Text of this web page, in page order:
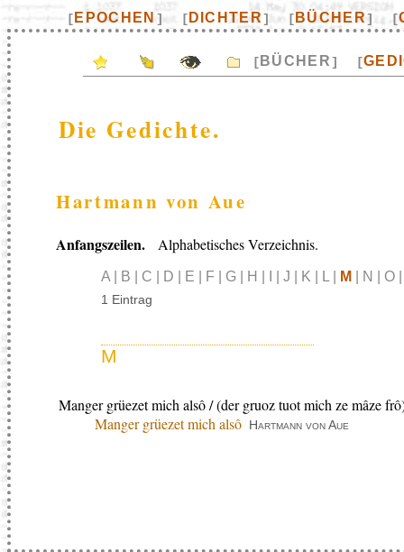
[ EPOCHEN ] [ DICHTER] [ BÜCHER] [
[ BÜCHER] [
Die Gedichte.
Hartmann von Aue
Anfangszeilen. Alphabetisches Verzeichnis.
A | B | C | D | E | F | G | H | I | J | K | L | M | N | O
1 Eintrag
M
Manger grüezet mich alsô / (der gruoz tuot mich ze mâze
Manger grüezet mich alsô Hartmann von Aue